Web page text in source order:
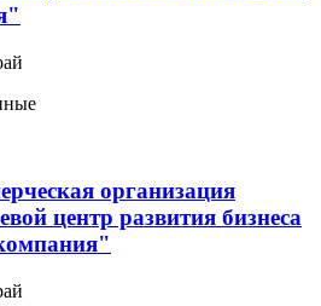
организация
центр развития бизнеса